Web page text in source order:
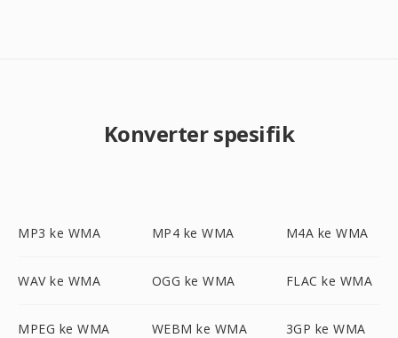
Konverter spesifik
MP3 ke WMA MP4 ke WMA M4A ke WMA
WAV ke WMA OGG ke WMA FLAC ke WMA
MPEG ke WMA WEBM ke WMA 3GP ke WMA